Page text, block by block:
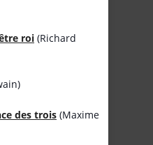
roi (Richard
des trois (Maxime